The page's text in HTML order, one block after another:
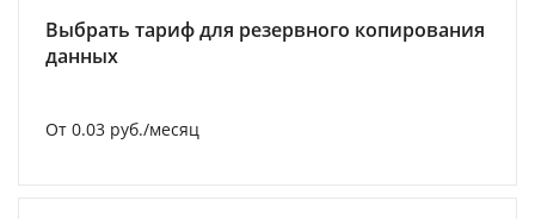
Выбрать тариф для резервного копирования
данных
От 0.03 руб./месяц